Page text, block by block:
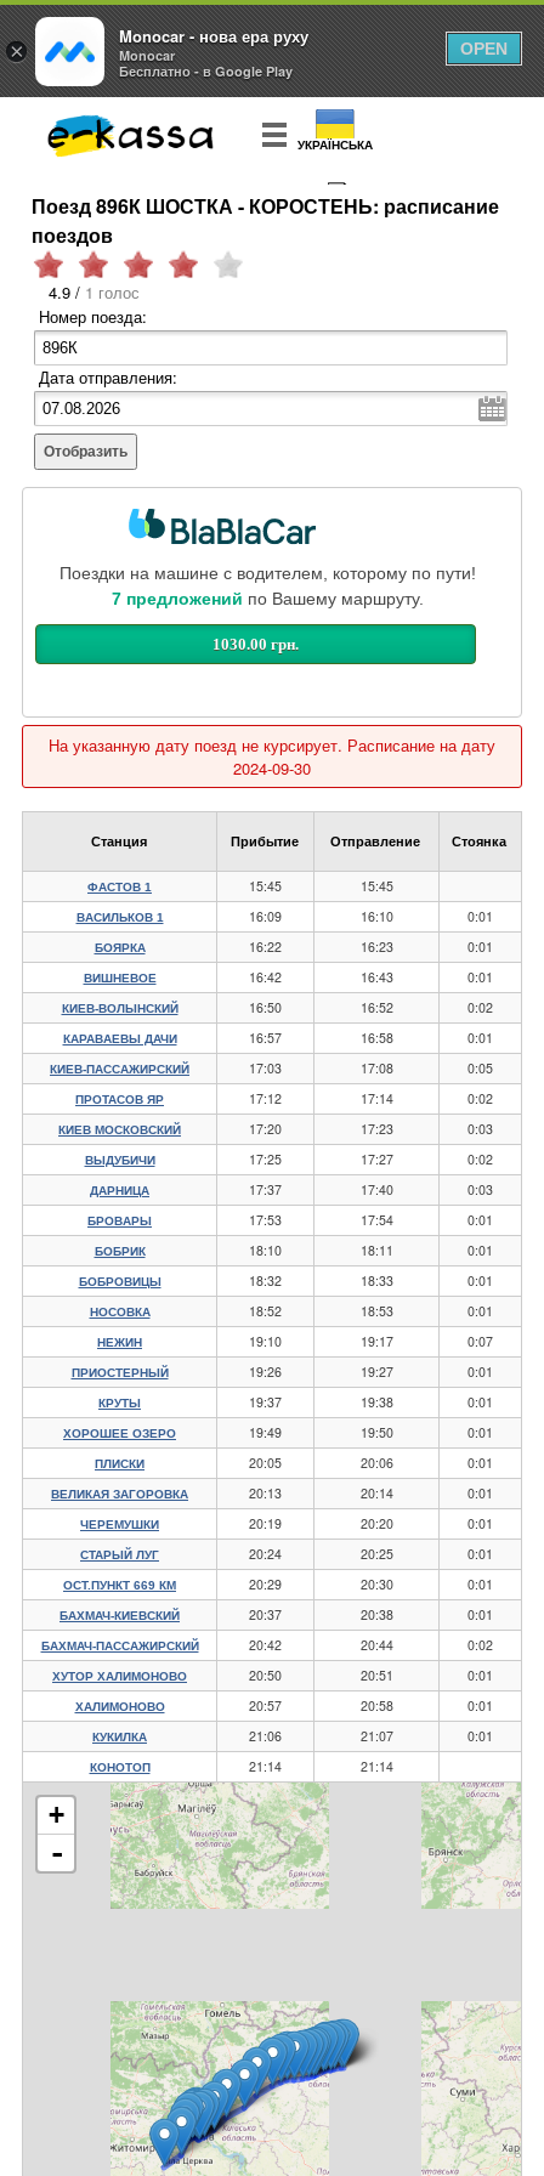
УКРАЇНСЬКА
КУПИТЬ БИЛЕТ
Поезд 896К ШОСТКА - КОРОСТЕНЬ: расписание
поездов
4.9 / 1 голос
Номер поезда:
Дата отправления:
Отобразить
Поездки на машине с водителем, которому по пути!
7 предложений по Вашему маршруту.
1030.00 грн.
На указанную дату поезд не курсирует. Расписание на дату
2024-09-30
Станция Прибытие Отправление Стоянка
ФАСТОВ 1 15:45 15:45
ВАСИЛЬКОВ 1 16:09 16:10 0:01
БОЯРКА 16:22 16:23 0:01
ВИШНЕВОЕ 16:42 16:43 0:01
КИЕВ-ВОЛЫНСКИЙ 16:50 16:52 0:02
КАРАВАЕВЫ ДАЧИ 16:57 16:58 0:01
КИЕВ-ПАССАЖИРСКИЙ 17:03 17:08 0:05
ПРОТАСОВ ЯР 17:12 17:14 0:02
КИЕВ МОСКОВСКИЙ 17:20 17:23 0:03
ВЫДУБИЧИ 17:25 17:27 0:02
ДАРНИЦА 17:37 17:40 0:03
БРОВАРЫ 17:53 17:54 0:01
БОБРИК 18:10 18:11 0:01
БОБРОВИЦЫ 18:32 18:33 0:01
НОСОВКА 18:52 18:53 0:01
НЕЖИН 19:10 19:17 0:07
ПРИОСТЕРНЫЙ 19:26 19:27 0:01
КРУТЫ 19:37 19:38 0:01
ХОРОШЕЕ ОЗЕРО 19:49 19:50 0:01
ПЛИСКИ 20:05 20:06 0:01
ВЕЛИКАЯ ЗАГОРОВКА 20:13 20:14 0:01
ЧЕРЕМУШКИ 20:19 20:20 0:01
СТАРЫЙ ЛУГ 20:24 20:25 0:01
ОСТ.ПУНКТ 669 КМ 20:29 20:30 0:01
БАХМАЧ-КИЕВСКИЙ 20:37 20:38 0:01
БАХМАЧ-ПАССАЖИРСКИЙ 20:42 20:44 0:02
ХУТОР ХАЛИМОНОВО 20:50 20:51 0:01
ХАЛИМОНОВО 20:57 20:58 0:01
КУКИЛКА 21:06 21:07 0:01
КОНОТОП 21:14 21:14
+
-
×
Monocar - нова ера руху
Monocar
Бесплатно - в Google Play
OPEN